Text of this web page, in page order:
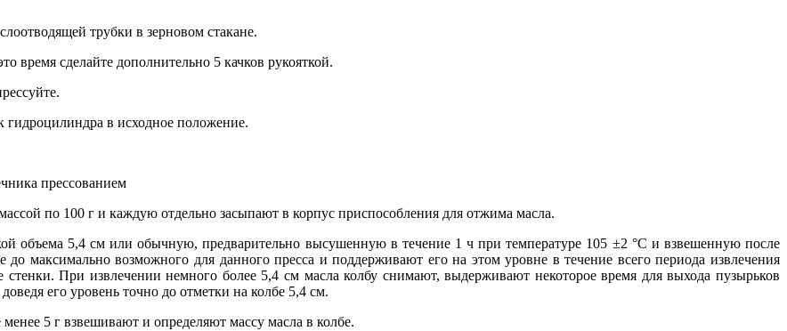
трубки в зерновом стакане.
время сделайте дополнительно 5 качков рукояткой.
гидроцилиндра в исходное положение.
прессованием
по 100 г и каждую отдельно засыпают в корпус приспособления для отжима масла.
объема 5,4 см или обычную, предварительно высушенную в течение 1 ч при температуре 105 ±2 °С и взвешенную после
максимально возможного для данного пресса и поддерживают его на этом уровне в течение всего периода извлечения
При извлечении немного более 5,4 см масла колбу снимают, выдерживают некоторое время для выхода пузырьков
его уровень точно до отметки на колбе 5,4 см.
5 г взвешивают и определяют массу масла в колбе.